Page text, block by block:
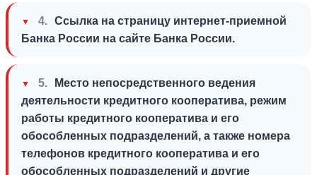
4. Ссылка на страницу интернет-приемной
Банка России на сайте Банка России.
5.
Место непосредственного ведения
деятельности кредитного кооператива, режим
работы кредитного кооператива и его
обособленных подразделений, а также номера
телефонов кредитного кооператива и его
обособленных подразделений и другие
Выберите ваш город